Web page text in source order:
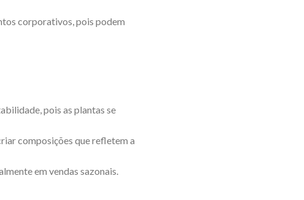
corporativos, pois podem
pois as plantas se
composições que refletem a
em vendas sazonais.